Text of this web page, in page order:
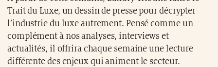
Trait du Luxe, un dessin de presse pour décrypter
l’industrie du luxe autrement. Pensé comme un
complément à nos analyses, interviews et
actualités, il offrira chaque semaine une lecture
différente des enjeux qui animent le secteur.